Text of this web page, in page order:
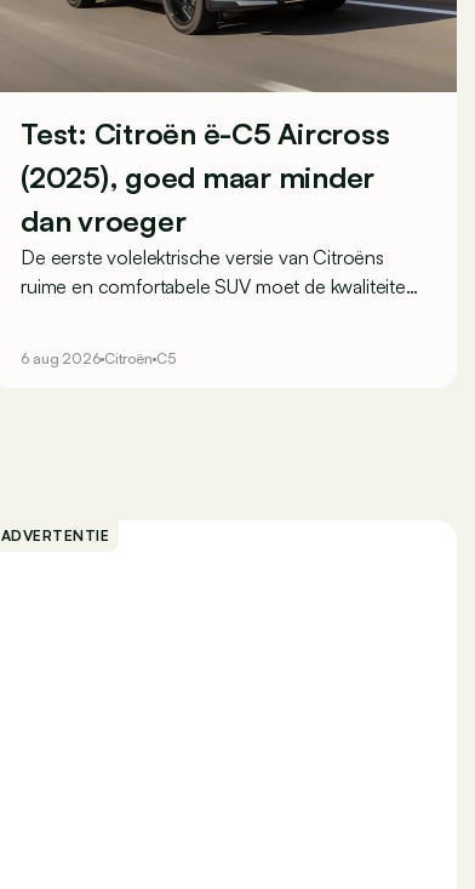
Test: Citroën ë-C5 Aircross
(2025), goed maar minder
dan vroeger
De eerste volelektrische versie van Citroëns
ruime en comfortabele SUV moet de kwaliteiten
6 aug 2026 Citroën C5
ADVERTENTIE